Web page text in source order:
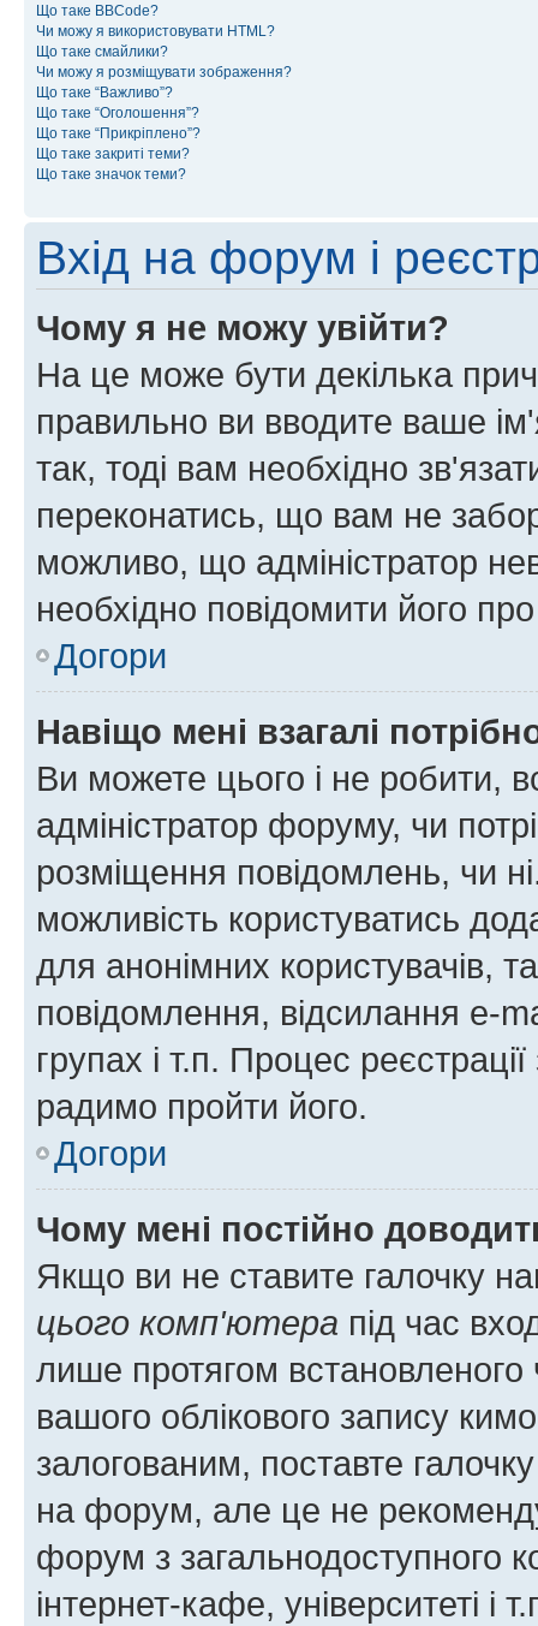
Що таке BBCode?
Чи можу я використовувати HTML?
Що таке смайлики?
Чи можу я розміщувати зображення?
Що таке “Важливо”?
Що таке “Оголошення”?
Що таке “Прикріплено”?
Що таке закриті теми?
Що таке значок теми?
Вхід на форум і
Чому я не можу увійти?
На це може бути декілька
правильно ви вводите ваше
так, тоді вам необхідно
переконатись, що вам не
можливо, що адміністратор
необхідно повідомити його
Догори
Навіщо мені взагалі
Ви можете цього і не робити,
адміністратор форуму, чи
розміщення повідомлень, чи
можливість користуватись
для анонімних користувачів,
повідомлення, відсилання e-
групах і т.п. Процес
радимо пройти його.
Догори
Чому мені постійно
Якщо ви не ставите галочку
цього комп'ютера під час
лише протягом встановленого
вашого облікового запису
залогованим, поставте
на форум, але це не
форум з загальнодоступного
інтернет-кафе, університеті і